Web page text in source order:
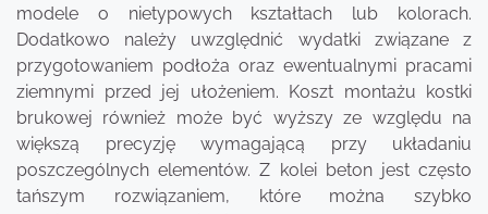
modele o nietypowych kształtach lub kolorach.
Dodatkowo należy uwzględnić wydatki związane z
przygotowaniem podłoża oraz ewentualnymi pracami
ziemnymi przed jej ułożeniem. Koszt montażu kostki
brukowej również może być wyższy ze względu na
większą precyzję wymagającą przy układaniu
poszczególnych elementów. Z kolei beton jest często
tańszym rozwiązaniem, które można szybko